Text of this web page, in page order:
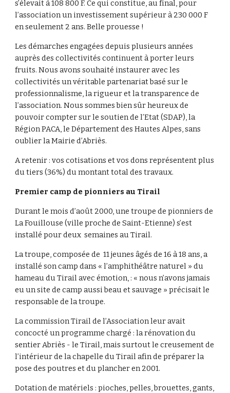
s’élevait à 108 800 F. Ce qui constitue, au final, pour
l’association un investissement supérieur à 230 000 F
en seulement 2 ans. Belle prouesse !
Les démarches engagées depuis plusieurs années
auprès des collectivités continuent à porter leurs
fruits. Nous avons souhaité instaurer avec les
collectivités un véritable partenariat basé sur le
professionnalisme, la rigueur et la transparence de
l’association. Nous sommes bien sûr heureux de
pouvoir compter sur le soutien de l’Etat (SDAP), la
Région PACA, le Département des Hautes Alpes, sans
oublier la Mairie d’Abriès.
A retenir : vos cotisations et vos dons représentent plus
du tiers (36%) du montant total des travaux.
Premier camp de pionniers au Tirail
Durant le mois d’août 2000, une troupe de pionniers de
La Fouillouse (ville proche de Saint-Etienne) s’est
installé pour deux  semaines au Tirail.
La troupe, composée de  11 jeunes âgés de 16 à 18 ans, a
installé son camp dans « l’amphithéâtre naturel » du
hameau du Tirail avec émotion, : « nous n’avons jamais
eu un site de camp aussi beau et sauvage » précisait le
responsable de la troupe.
La commission Tirail de l’Association leur avait
concocté un programme chargé : la rénovation du
sentier Abriès - le Tirail, mais surtout le creusement de
l’intérieur de la chapelle du Tirail afin de préparer la
pose des poutres et du plancher en 2001.
Dotation de matériels : pioches, pelles, brouettes, gants,